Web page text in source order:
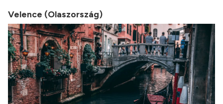
Velence (Olaszország)